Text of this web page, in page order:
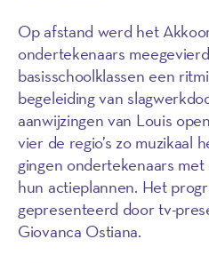
Op afstand werd het
ondertekenaars
basisschoolklassen een
begeleiding van
aanwijzingen van Louis
vier de regio’s zo muzikaal
gingen ondertekenaars
hun actieplannen. Het
gepresenteerd door tv-
Giovanca Ostiana.